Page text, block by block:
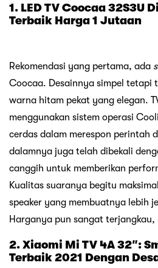
1. LED TV Coocaa 32S3U
Terbaik Harga 1 Jutaan
Rekomendasi yang pertama, ada
Coocaa. Desainnya simpel tetapi
warna hitam pekat yang elegan.
menggunakan sistem operasi
cerdas dalam merespon perintah
dalamnya juga telah dibekali
canggih untuk memberikan
Kualitas suaranya begitu
speaker yang membuatnya lebih
Harganya pun sangat terjangkau,
2. Xiaomi Mi TV 4A 32″:
Terbaik 2021 Dengan